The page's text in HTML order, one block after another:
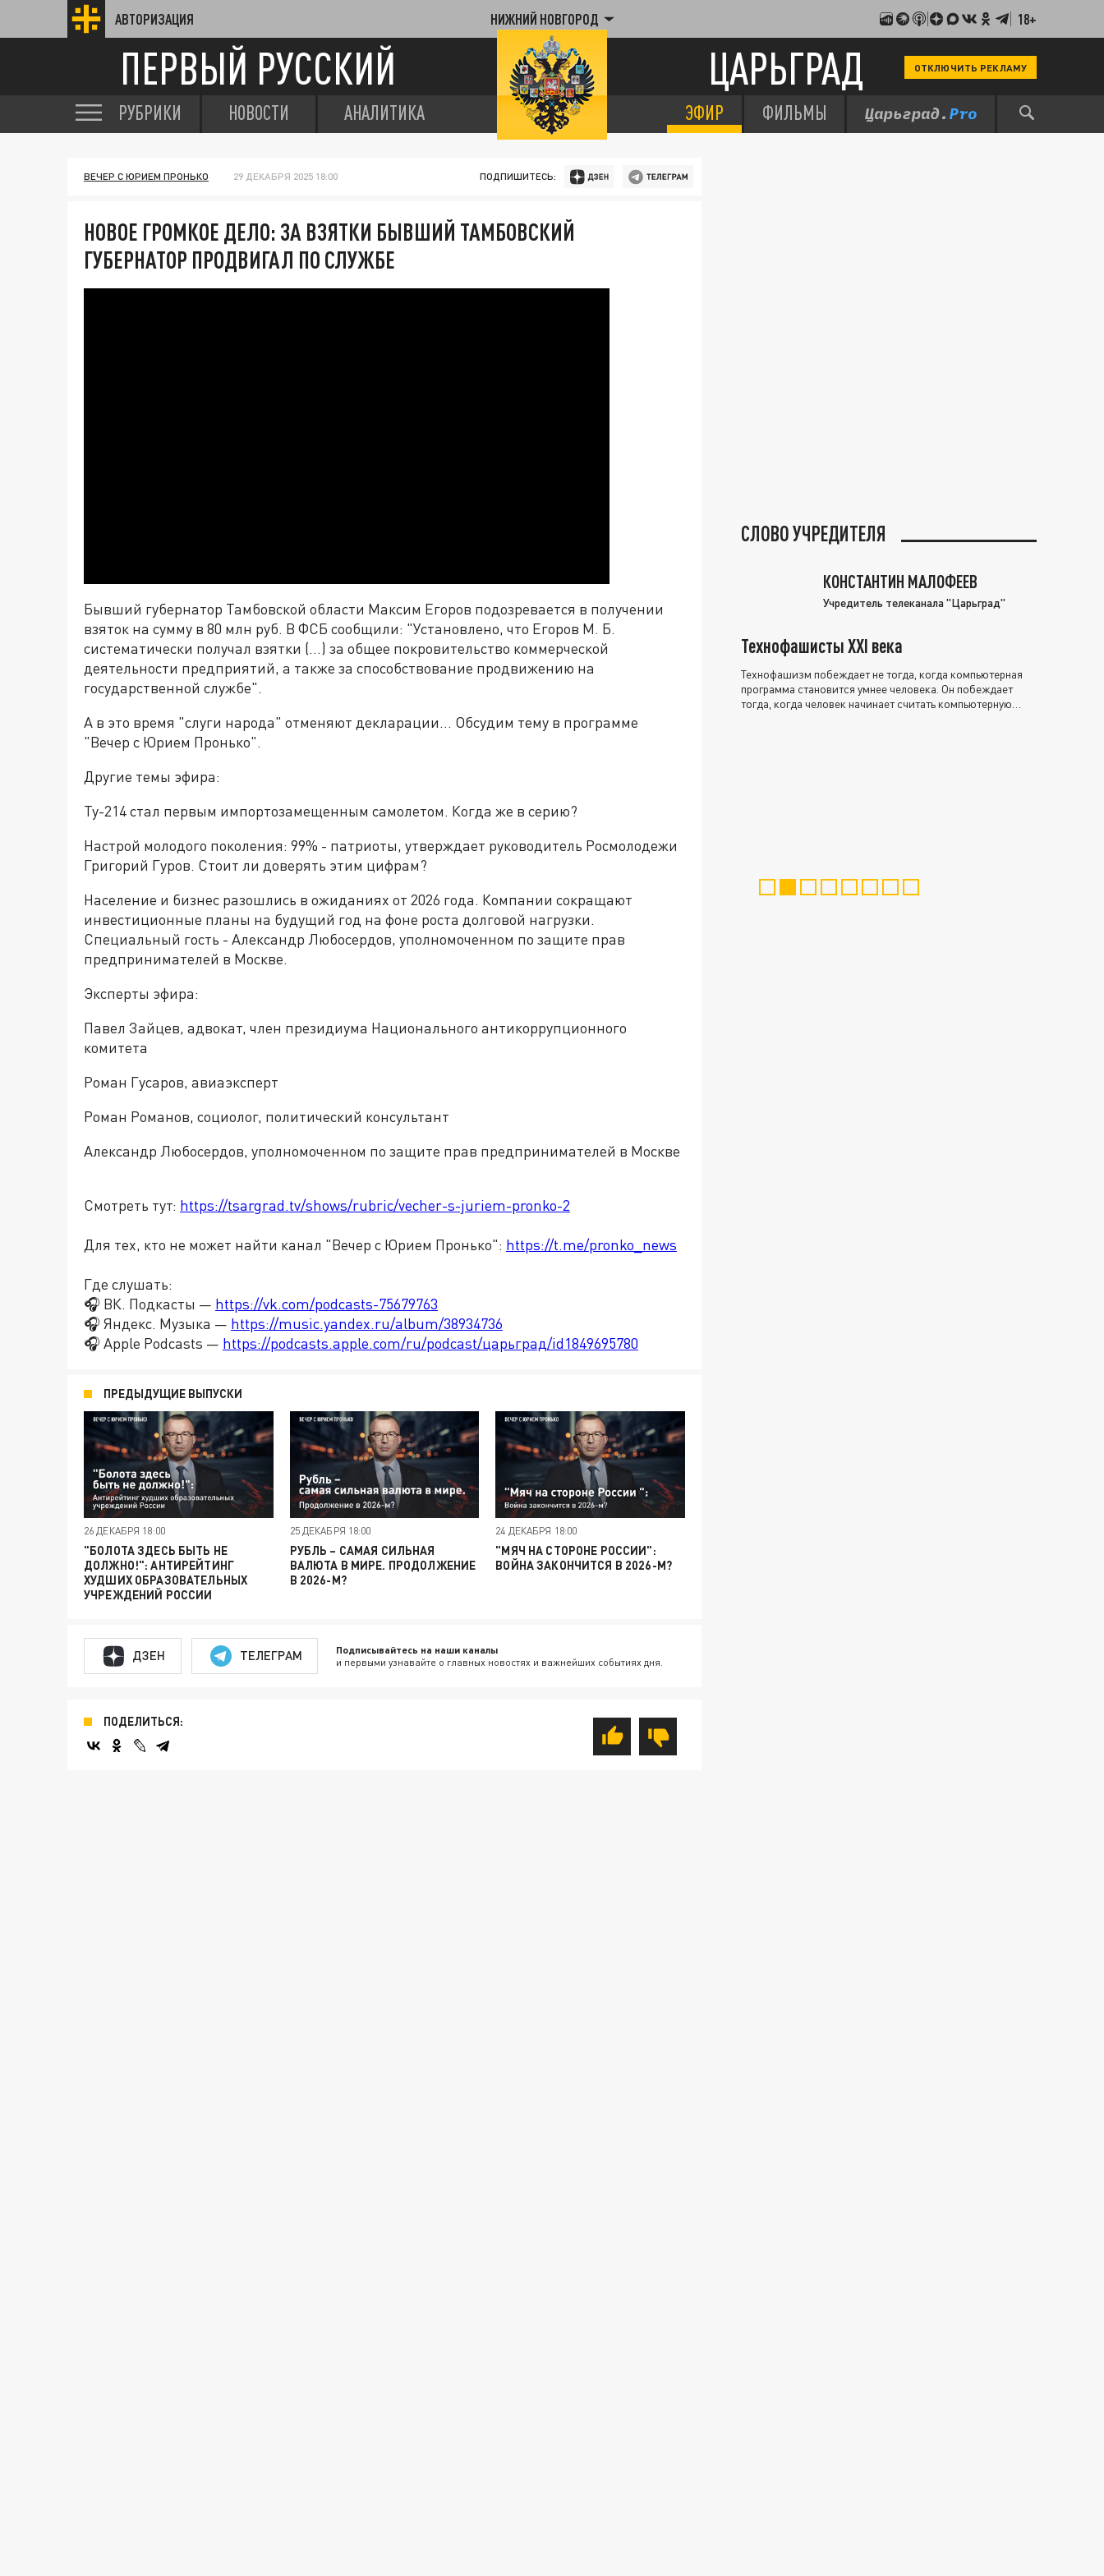
АВТОРИЗАЦИЯ НИЖНИЙ НОВГОРОД 18+
ПЕРВЫЙ РУССКИЙ ЦАРЬГРАД ОТКЛЮЧИТЬ РЕКЛАМУ
РУБРИКИ НОВОСТИ АНАЛИТИКА ЭФИР ФИЛЬМЫ
ВЕЧЕР С ЮРИЕМ ПРОНЬКО 29 ДЕКАБРЯ 2025 18:00 ПОДПИШИТЕСЬ:
НОВОЕ ГРОМКОЕ ДЕЛО: ЗА ВЗЯТКИ БЫВШИЙ ТАМБОВСКИЙ
ГУБЕРНАТОР ПРОДВИГАЛ ПО СЛУЖБЕ
Бывший губернатор Тамбовской области Максим Егоров подозревается в получении
взяток на сумму в 80 млн руб. В ФСБ сообщили: "Установлено, что Егоров М. Б.
систематически получал взятки (…) за общее покровительство коммерческой
деятельности предприятий, а также за способствование продвижению на
государственной службе".
А в это время "слуги народа" отменяют декларации… Обсудим тему в программе
"Вечер с Юрием Пронько".
Другие темы эфира:
Ту-214 стал первым импортозамещенным самолетом. Когда же в серию?
Настрой молодого поколения: 99% - патриоты, утверждает руководитель Росмолодежи
Григорий Гуров. Стоит ли доверять этим цифрам?
Население и бизнес разошлись в ожиданиях от 2026 года. Компании сокращают
инвестиционные планы на будущий год на фоне роста долговой нагрузки.
Специальный гость - Александр Любосердов, уполномоченном по защите прав
предпринимателей в Москве.
Эксперты эфира:
Павел Зайцев, адвокат, член президиума Национального антикоррупционного
комитета
Роман Гусаров, авиаэксперт
Роман Романов, социолог, политический консультант
Александр Любосердов, уполномоченном по защите прав предпринимателей в Москве
Смотреть тут: https://tsargrad.tv/shows/rubric/vecher-s-juriem-pronko-2
Для тех, кто не может найти канал "Вечер с Юрием Пронько": https://t.me/pronko_news
Где слушать:
🎧 ВК. Подкасты — https://vk.com/podcasts-75679763
🎧 Яндекс. Музыка — https://music.yandex.ru/album/38934736
🎧 Apple Podcasts — https://podcasts.apple.com/ru/podcast/царьград/id1849695780
ПРЕДЫДУЩИЕ ВЫПУСКИ
26 ДЕКАБРЯ 18:00
"БОЛОТА ЗДЕСЬ БЫТЬ НЕ
ДОЛЖНО!": АНТИРЕЙТИНГ
ХУДШИХ ОБРАЗОВАТЕЛЬНЫХ
УЧРЕЖДЕНИЙ РОССИИ
25 ДЕКАБРЯ 18:00
РУБЛЬ – САМАЯ СИЛЬНАЯ
ВАЛЮТА В МИРЕ. ПРОДОЛЖЕНИЕ
В 2026-М?
24 ДЕКАБРЯ 18:00
"МЯЧ НА СТОРОНЕ РОССИИ":
ВОЙНА ЗАКОНЧИТСЯ В 2026-М?
ДЗЕН ТЕЛЕГРАМ Подписывайтесь на наши каналы
и первыми узнавайте о главных новостях и важнейших событиях дня.
ПОДЕЛИТЬСЯ:
СЛОВО УЧРЕДИТЕЛЯ
КОНСТАНТИН МАЛОФЕЕВ
Учредитель телеканала "Царьград"
Технофашисты XXI века
Технофашизм побеждает не тогда, когда компьютерная
программа становится умнее человека. Он побеждает
тогда, когда человек начинает считать компьютерную